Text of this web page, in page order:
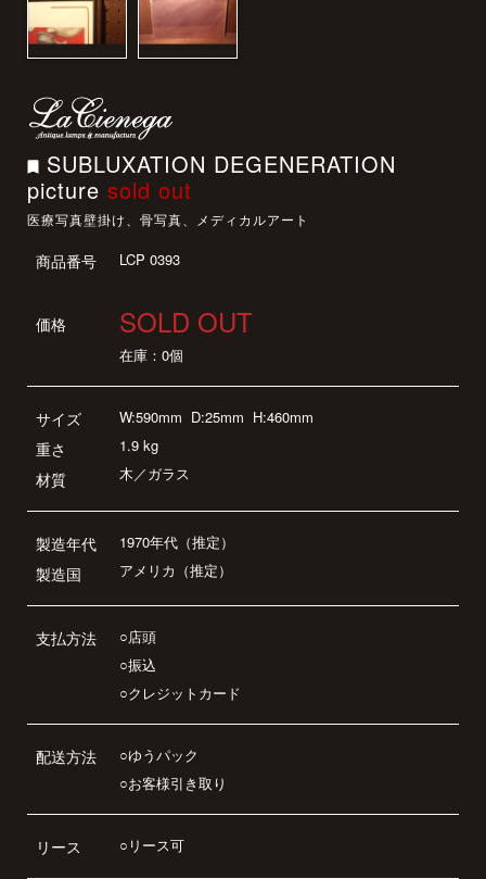
SUBLUXATION DEGENERATION
picturesold out
医療写真壁掛け、骨写真、メディカルアート
商品番号 LCP 0393
価格 SOLD OUT
在庫：0個
サイズ
重さ
材質
W:590mm D:25mm H:460mm
1.9 kg
木／ガラス
製造年代
製造国
1970年代（推定）
アメリカ（推定）
支払方法
○店頭
○振込
○クレジットカード
配送方法
○ゆうパック
○お客様引き取り
リース ○リース可